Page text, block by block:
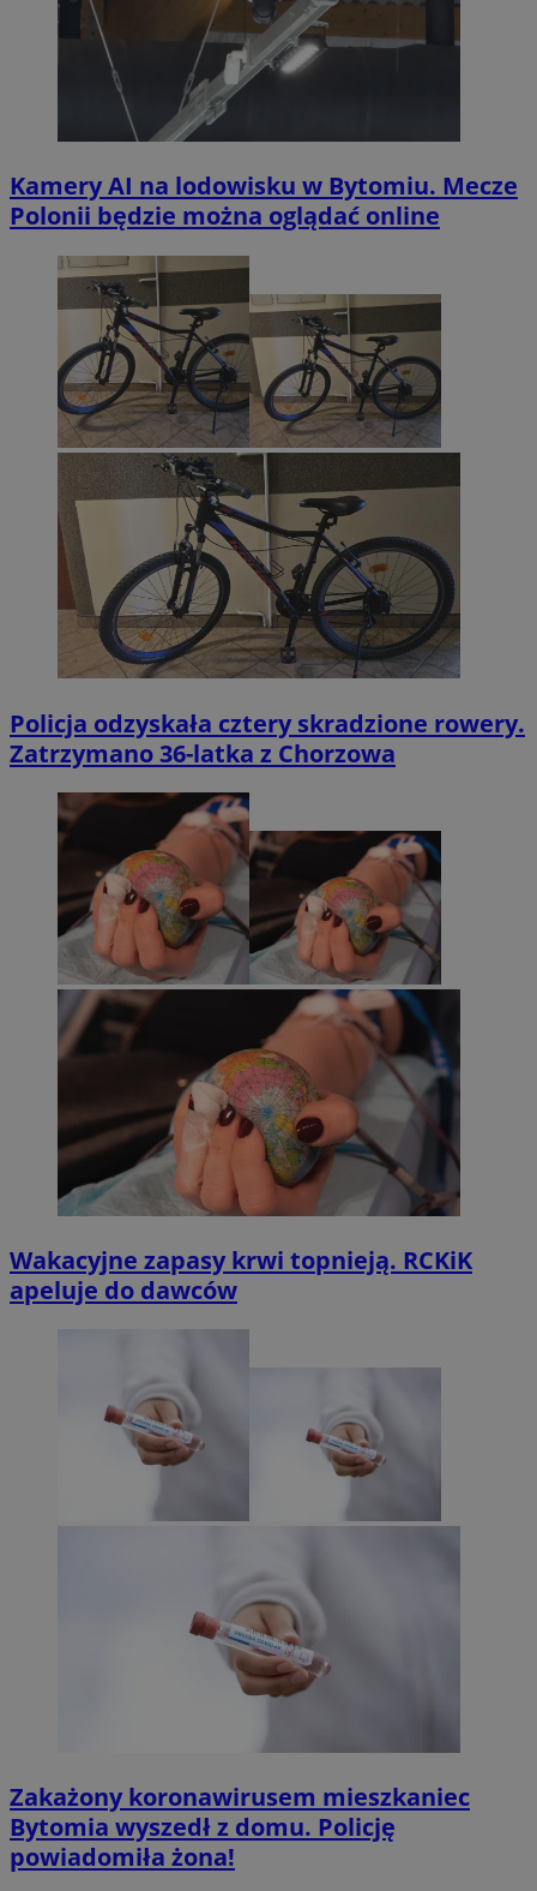
Kamery AI na lodowisku w Bytomiu. Mecze
Polonii będzie można oglądać online
Policja odzyskała cztery skradzione rowery.
Zatrzymano 36-latka z Chorzowa
Wakacyjne zapasy krwi topnieją. RCKiK
apeluje do dawców
Zakażony koronawirusem mieszkaniec
Bytomia wyszedł z domu. Policję
powiadomiła żona!